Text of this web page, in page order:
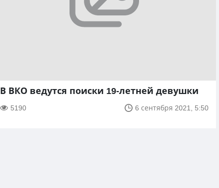
В ВКО ведутся поиски 19-летней девушки
5190 6 сентября 2021, 5:50